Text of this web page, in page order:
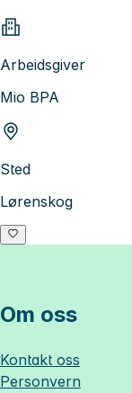
Arbeidsgiver
Mio BPA
Sted
Lørenskog
Om oss
Kontakt oss
Personvern